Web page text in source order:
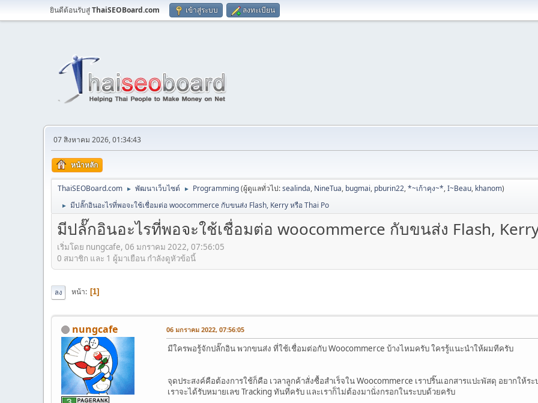
ยินดีต้อนรับสู่ThaiSEOBoard.com เข้าสู่ระบบ ลงทะเบียน
07 สิงหาคม 2026, 01:34:43
หน้าหลัก
ThaiSEOBoard.com ► พัฒนาเว็บไซต์ ► Programming(ผู้ดูแลทั่วไป:sealinda, NineTua, bugmai, pburin22,*~เก้าคุง~*,I~Beau, khanom)
► มีปลั๊กอินอะไรที่พอจะใช้เชื่อมต่อ woocommerce กับขนส่ง Flash, Kerry หรือ Thai Po
มีปลั๊กอินอะไรที่พอจะใช้เชื่อมต่อ woocommerce กับขนส่ง Flash,
เริ่มโดย nungcafe, 06 มกราคม 2022, 07:56:05
0 สมาชิก และ 1 ผู้มาเยือน กำลังดูหัวข้อนี้
ลง หน้า 1
nungcafe 06 มกราคม 2022, 07:56:05
มีใครพอรู้จักปลั๊กอิน พวกขนส่ง ที่ใช้เชื่อมต่อกับ Woocommerce บ้างไหมครับ ใครรู้แนะนำให้ผมทีครับ
จุดประสงค์คือต้องการใช้ก็คือ เวลาลูกค้าสั่งซื้อสำเร็จใน Woocommerce เราปริ๊นเอกสารแปะพัสดุ อยากให้
เราจะได้รับหมายเลข Tracking ทันทีครับ และเราก็ไม่ต้องมานั่งกรอกในระบบด้วยครับ